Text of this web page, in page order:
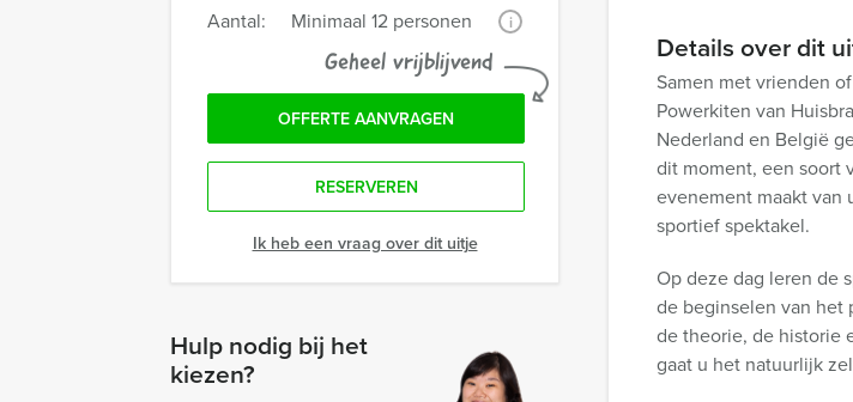
Aantal:
Minimaal 12 personen i
Geheel vrijblijvend
OFFERTE AANVRAGEN
RESERVEREN
Ik heb een vraag over dit uitje
Hulp nodig bij het
kiezen?
Details over dit
Samen met vrienden
Powerkiten van
Nederland en België
dit moment, een soort
evenement maakt
sportief spektakel.
Op deze dag leren de
de beginselen van het
de theorie, de historie
gaat u het natuurlijk